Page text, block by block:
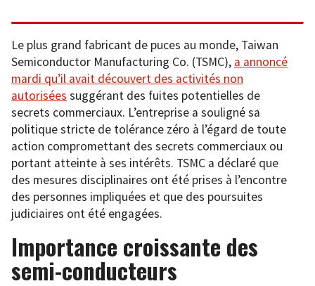
Le plus grand fabricant de puces au monde, Taiwan
Semiconductor Manufacturing Co. (TSMC), a annoncé
mardi qu’il avait découvert des activités non
autorisées suggérant des fuites potentielles de
secrets commerciaux. L’entreprise a souligné sa
politique stricte de tolérance zéro à l’égard de toute
action compromettant des secrets commerciaux ou
portant atteinte à ses intérêts. TSMC a déclaré que
des mesures disciplinaires ont été prises à l’encontre
des personnes impliquées et que des poursuites
judiciaires ont été engagées.
Importance croissante des
semi-conducteurs